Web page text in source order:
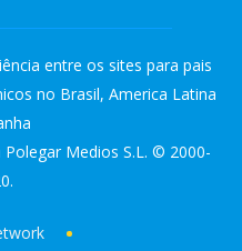
entre os sites para pais
no Brasil, America Latina
Medios S.L. © 2000-